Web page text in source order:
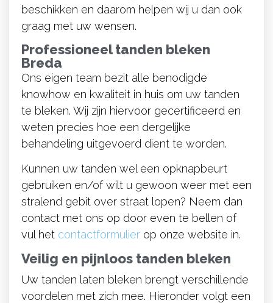
beschikken en daarom helpen wij u dan ook
graag met uw wensen.
Professioneel tanden bleken
Breda
Ons eigen team bezit alle benodigde
knowhow en kwaliteit in huis om uw tanden
te bleken. Wij zijn hiervoor gecertificeerd en
weten precies hoe een dergelijke
behandeling uitgevoerd dient te worden.
Kunnen uw tanden wel een opknapbeurt
gebruiken en/of wilt u gewoon weer met een
stralend gebit over straat lopen? Neem dan
contact met ons op door even te bellen of
vul het contactformulier op onze website in.
Veilig en pijnloos tanden bleken
Uw tanden laten bleken brengt verschillende
voordelen met zich mee. Hieronder volgt een